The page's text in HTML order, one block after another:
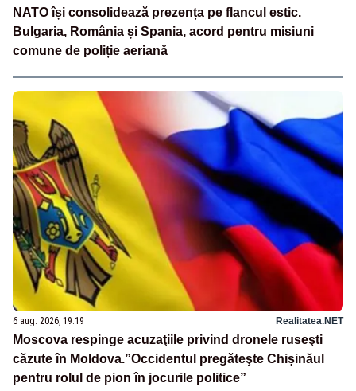
NATO își consolidează prezența pe flancul estic.
Bulgaria, România și Spania, acord pentru misiuni
comune de poliție aeriană
6 aug. 2026, 19:19 Realitatea.NET
Moscova respinge acuzaţiile privind dronele ruseşti
căzute în Moldova.”Occidentul pregăteşte Chișinăul
pentru rolul de pion în jocurile politice”